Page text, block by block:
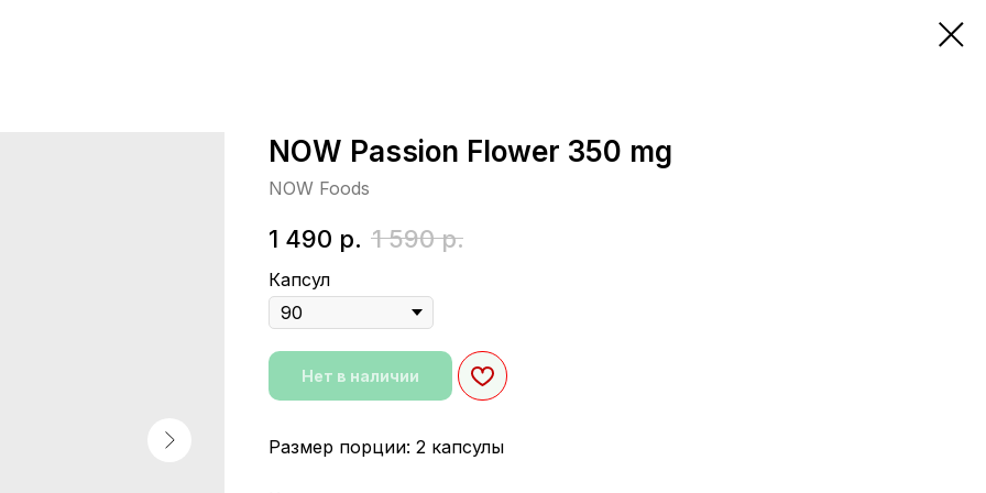
NOW Passion Flower 350 mg
NOW Foods
1 490 р. 1 590 р.
Капсул
Нет в наличии
Размер порции: 2 капсулы